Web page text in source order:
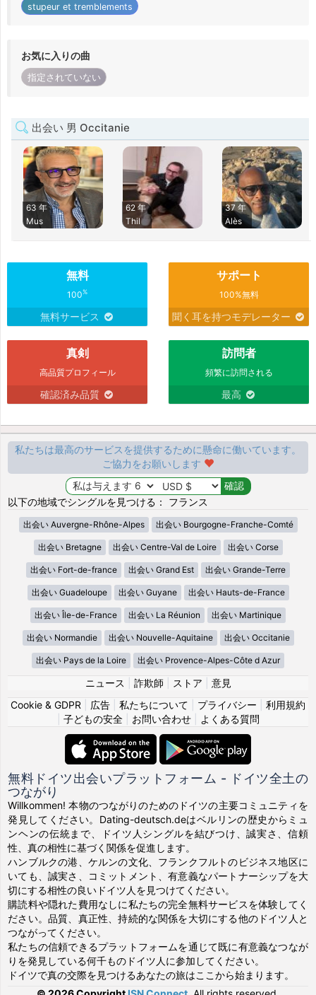
stupeur et tremblements
お気に入りの曲
指定されていない
出会い 男 Occitanie
63 年
Mus
62 年
Thil
37 年
Alès
無料
100%
無料サービス
サポート
100%無料
聞く耳を持つモデレーター
真剣
高品質プロフィール
確認済み品質
訪問者
頻繁に訪問される
最高
私たちは最高のサービスを提供するために懸命に働いています。
ご協力をお願いします
以下の地域でシングルを見つける： フランス
出会い Auvergne-Rhône-Alpes 出会い Bourgogne-Franche-Comté
出会い Bretagne 出会い Centre-Val de Loire 出会い Corse
出会い Fort-de-france 出会い Grand Est 出会い Grande-Terre
出会い Guadeloupe 出会い Guyane 出会い Hauts-de-France
出会い Île-de-France 出会い La Réunion 出会い Martinique
出会い Normandie 出会い Nouvelle-Aquitaine 出会い Occitanie
出会い Pays de la Loire 出会い Provence-Alpes-Côte d Azur
ニュース 詐欺師 ストア
意見
Cookie & GDPR
広告 私たちについて プライバシー
利用規約
子どもの安全| お問い合わせ| よくある質問
無料ドイツ出会いプラットフォーム - ドイツ全土の
つながり
Willkommen! 本物のつながりのためのドイツの主要コミュニティを
発見してください。Dating-deutsch.deはベルリンの歴史からミュ
ンヘンの伝統まで、ドイツ人シングルを結びつけ、誠実さ、信頼
性、真の相性に基づく関係を促進します。
ハンブルクの港、ケルンの文化、フランクフルトのビジネス地区に
いても、誠実さ、コミットメント、有意義なパートナーシップを大
切にする相性の良いドイツ人を見つけてください。
購読料や隠れた費用なしに私たちの完全無料サービスを体験してく
ださい。品質、真正性、持続的な関係を大切にする他のドイツ人と
つながってください。
私たちの信頼できるプラットフォームを通じて既に有意義なつなが
りを発見している何千ものドイツ人に参加してください。
ドイツで真の交際を見つけるあなたの旅はここから始まります。